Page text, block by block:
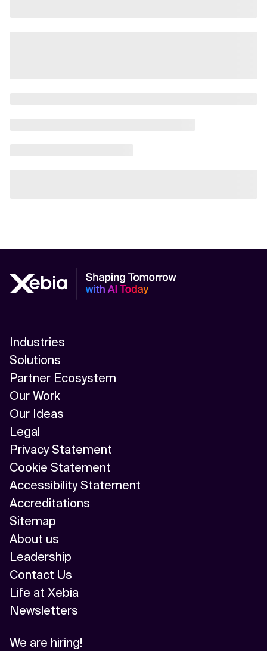
Industries
Solutions
Partner Ecosystem
Our Work
Our Ideas
Legal
Privacy Statement
Cookie Statement
Accessibility Statement
Accreditations
Sitemap
About us
Leadership
Contact Us
Life at Xebia
Newsletters
We are hiring!